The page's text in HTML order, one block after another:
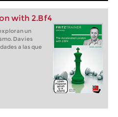
with 2.Bf4
un
Davies
a las que